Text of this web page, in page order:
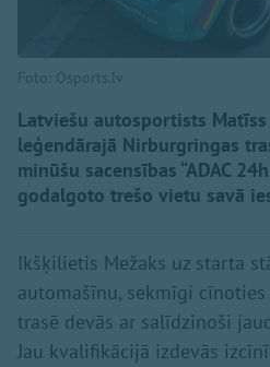
Foto: Osports.lv
Latviešu autosportists
leģendārajā Nirburgringas
minūšu sacensības “ADAC
godalgoto trešo vietu savā
Ikšķilietis Mežaks uz starta
automašīnu, sekmīgi
trasē devās ar salīdzinoši
Jau kvalifikācijā izdevās